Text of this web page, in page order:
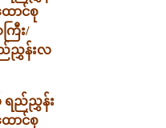
ောင်စု
ြီး/
ည်ညွှန်းလ
ရည်ညွှန်း
ောင်စု